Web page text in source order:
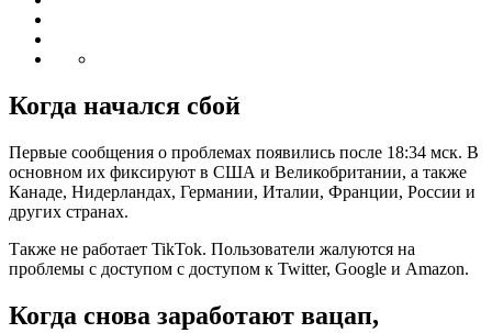
Когда начался сбой
Первые сообщения о проблемах появились после 18:34 мск. В
основном их фиксируют в США и Великобритании, а также
Канаде, Нидерландах, Германии, Италии, Франции, России и
других странах.
Также не работает TikTok. Пользователи жалуются на
проблемы с доступом с доступом к Twitter, Google и Amazon.
Когда снова заработают вацап,